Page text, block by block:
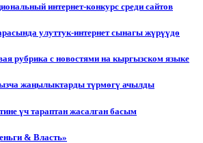
интернет-конкурс среди сайтов
улуттук-интернет сынагы жүрүүдө
рубрика с новостями на кыргызском языке
жаңылыктарды түрмөгү ачылды
үч тараптан жасалган басым
& Власть»